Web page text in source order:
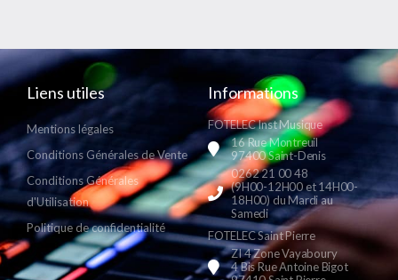
Liens utiles
Mentions légales
Conditions Générales de Vente
Conditions Générales
d'Utilisation
Politique de confidentialité
Informations
FOTELEC Inst Musique
16 Rue Montreuil
97400 Saint-Denis
0262 21 00 48
(9H00-12H00 et 14H00-
18H00) du Mardi au
Samedi
FOTELEC Saint Pierre
ZI 4 Zone Vayaboury
4 Bis Rue Antoine Bigot